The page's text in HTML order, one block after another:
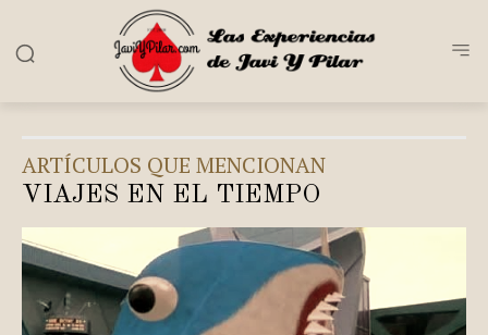
ARTÍCULOS QUE MENCIONAN
VIAJES EN EL TIEMPO